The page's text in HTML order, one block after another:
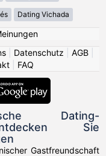
Dating Vichada
Datenschutz AGB
FAQ
Dating-
Sie
Gastfreundschaft